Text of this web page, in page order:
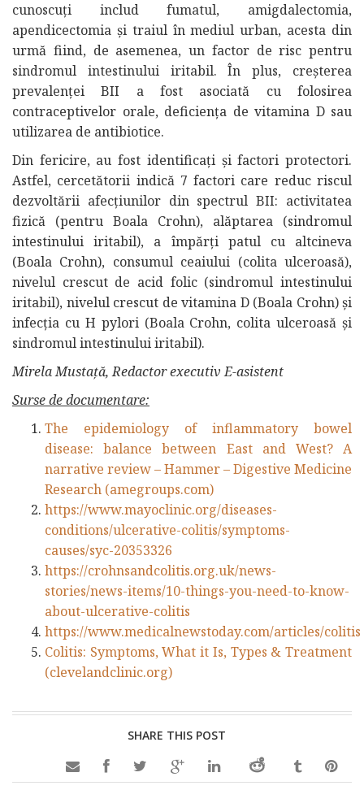
cunoscuți includ fumatul, amigdalectomia,
apendicectomia și traiul în mediul urban, acesta din
urmă fiind, de asemenea, un factor de risc pentru
sindromul intestinului iritabil. În plus, creșterea
prevalenței BII a fost asociată cu folosirea
contraceptivelor orale, deficiența de vitamina D sau
utilizarea de antibiotice.
Din fericire, au fost identificați și factori protectori.
Astfel, cercetătorii indică 7 factori care reduc riscul
dezvoltării afecțiunilor din spectrul BII: activitatea
fizică (pentru Boala Crohn), alăptarea (sindromul
intestinului iritabil), a împărți patul cu altcineva
(Boala Crohn), consumul ceaiului (colita ulceroasă),
nivelul crescut de acid folic (sindromul intestinului
iritabil), nivelul crescut de vitamina D (Boala Crohn) și
infecția cu H pylori (Boala Crohn, colita ulceroasă și
sindromul intestinului iritabil).
Mirela Mustață, Redactor executiv E-asistent
Surse de documentare:
The epidemiology of inflammatory bowel
disease: balance between East and West? A
narrative review – Hammer – Digestive Medicine
Research (amegroups.com)
https://www.mayoclinic.org/diseases-
conditions/ulcerative-colitis/symptoms-
causes/syc-20353326
https://crohnsandcolitis.org.uk/news-
stories/news-items/10-things-you-need-to-know-
about-ulcerative-colitis
https://www.medicalnewstoday.com/articles/colitis
Colitis: Symptoms, What it Is, Types & Treatment
(clevelandclinic.org)
SHARE THIS POST
